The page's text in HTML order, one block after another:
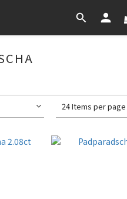
24 Items per page